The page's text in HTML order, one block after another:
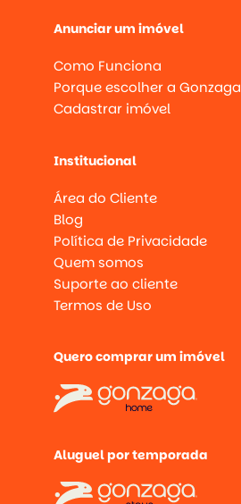
Anunciar um imóvel
Como Funciona
Porque escolher a Gonzaga
Cadastrar imóvel
Institucional
Área do Cliente
Blog
Política de Privacidade
Quem somos
Suporte ao cliente
Termos de Uso
Quero comprar um imóvel
Aluguel por temporada